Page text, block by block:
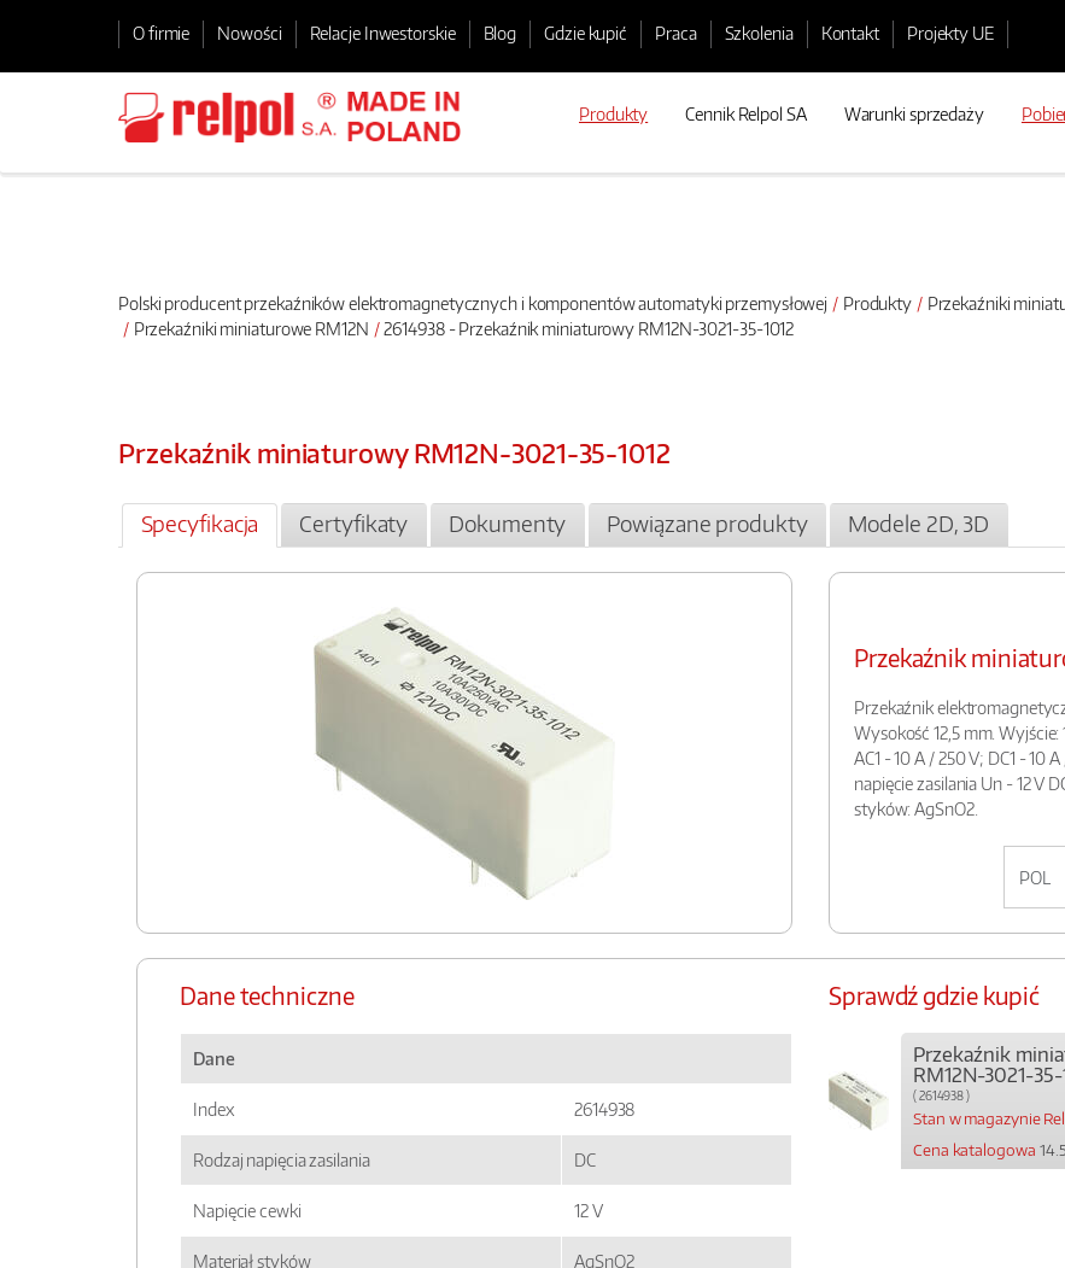
O firmie Nowości Relacje Inwestorskie Blog Gdzie kupić Praca Szkolenia Kontakt Projekty UE
Produkty Cennik Relpol SA Warunki sprzedaży
Polski producent przekaźników elektromagnetycznych i komponentów automatyki przemysłowej Produkty Przekaźniki
Przekaźniki miniaturowe RM12N
2614938 - Przekaźnik miniaturowy RM12N-3021-35-1012
Przekaźnik miniaturowy RM12N-3021-35-1012
Specyfikacja Certyfikaty Dokumenty Powiązane produkty Modele 2D, 3D
Przekaźnik
Przekaźnik
Wysokość 12,5 mm.
AC1 - 10 A / 250 V; DC1 - 10
napięcie zasilania Un - 12 V
styków: AgSnO2.
Dane techniczne
Dane
Index 2614938
Rodzaj napięcia zasilania DC
Napięcie cewki 12 V
Materiał styków AgSnO2
Sprawdź gdzie kupić
Przekaźnik
RM12N-3021-35-
( 2614938 )
Stan w magazynie
Cena katalogowa